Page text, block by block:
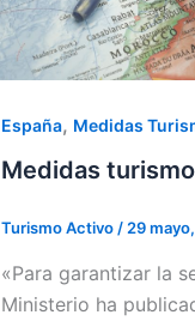
España, Medidas
Medidas
Turismo Activo/29
«Para garantizar la
Ministerio ha